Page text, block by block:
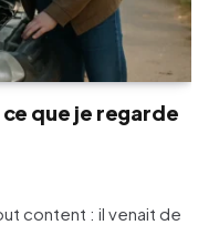
que je regarde
content : il venait de